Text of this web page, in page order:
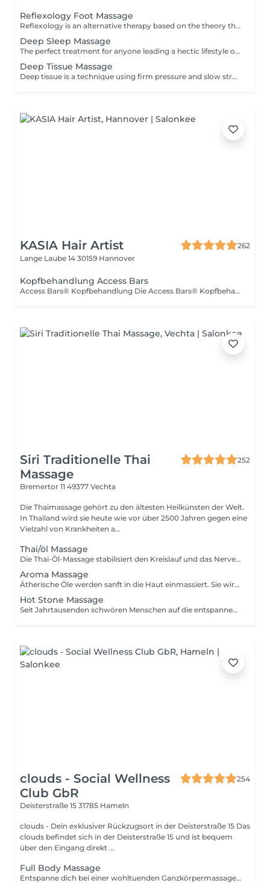
Reflexology Foot Massage
Reflexology is an alternative therapy based on the theory that specific areas of the feet are connected to different organs and parts of the body. This massage uses a mix of pressure applied to the feet to instil relief and improve your overall wellness.
Deep Sleep Massage
The perfect treatment for anyone leading a hectic lifestyle or suffering from uneven sleeping patterns. The treatment begins with warm relaxing oils, which are rubbed over the feet, followed by a full body massage and rejuvenating foot pressure points.
Deep Tissue Massage
Deep tissue is a technique using firm pressure and slow strokes to reach deeper layers of muscle. This is the perfect massage to encourage muscle recovery, loosen your body, and release tension.
KASIA Hair Artist
262
Lange Laube 14 30159 Hannover
Kopfbehandlung Access Bars
Access Bars® Kopfbehandlung Die Access Bars® Kopfbehandlung ist eine sanfte, tief entspannende Methode, bei der durch achtsame Berührung bestimmter Energiepunkte am Kopf mentale Spannungen und Blockaden gelöst werden können. Die Behandlung unterstützt dabei, Stress abzubauen, innere Ruhe zu finden und neue Leichtigkeit zu spüren für Körper, Geist und Emotionen. Viele empfinden sie als wohltuend, klärend und regenerierend, wie ein sanfter Reset für den Kopf. Wirkung & Vorteile: fördert geistige Klarheit kann Stress und innere Anspannung reduzieren unterstützt Regeneration und innere Balance ermöglicht einen tiefen Entspannungszustand Besonders geeignet bei Stress, innerer Unruhe, mentaler Erschöpfung, Gedankenkarussell oder dem Wunsch nach tiefer Entspannung und mentalem Reset. Dauer: 60min Gefühl: ruhig, klar, ausgeglichen
Siri Traditionelle Thai
Massage
252
Bremertor 11 49377 Vechta
Die Thaimassage gehört zu den ältesten Heilkünsten der Welt.
In Thailand wird sie heute wie vor über 2500 Jahren gegen eine
Vielzahl von Krankheiten a...
Thai/öl Massage
Die Thai-Öl-Massage stabilisiert den Kreislauf und das Nerven- system. Zellen und Organe werden genährt und schlacken aus dem Gewebe. Ihr Körper bleibt jung, vital, schön und gesund. Die Thai-Öl-Massage unterstützt die Abwehrkräfte der Haut, ver- bessert die Konzentration, fördert das Körperbewusstsein und das allgemeine Wohlbefinden.
Aroma Massage
Ätherische Öle werden sanft in die Haut einmassiert. Sie wirken sowohl auf den Körper als auch auf die Psyche. Je nach Art des verwendeten Öl- und Duftessenzen wirkt sie entspannend und auch anregend.
Hot Stone Massage
Seit Jahrtausenden schwören Menschen auf die entspannende Wirkung von heißen Steinen. Heute zählt die Hot-Stone Massage zu den beliebtesten Anwendungen im Wellness-Bereich, ist sie doch eine warme Wohltat für Körper, Geist und Seele.
clouds - Social Wellness
Club GbR
254
Deisterstraße 15 31785 Hameln
clouds - Dein exklusiver Rückzugsort in der Deisterstraße 15 Das
clouds befindet sich in der Deisterstraße 15 und ist bequem
über den Eingang direkt ...
Full Body Massage
Entspanne dich bei einer wohltuenden Ganzkörpermassage, speziell auf deine Bedürfnisse abgestimmt.